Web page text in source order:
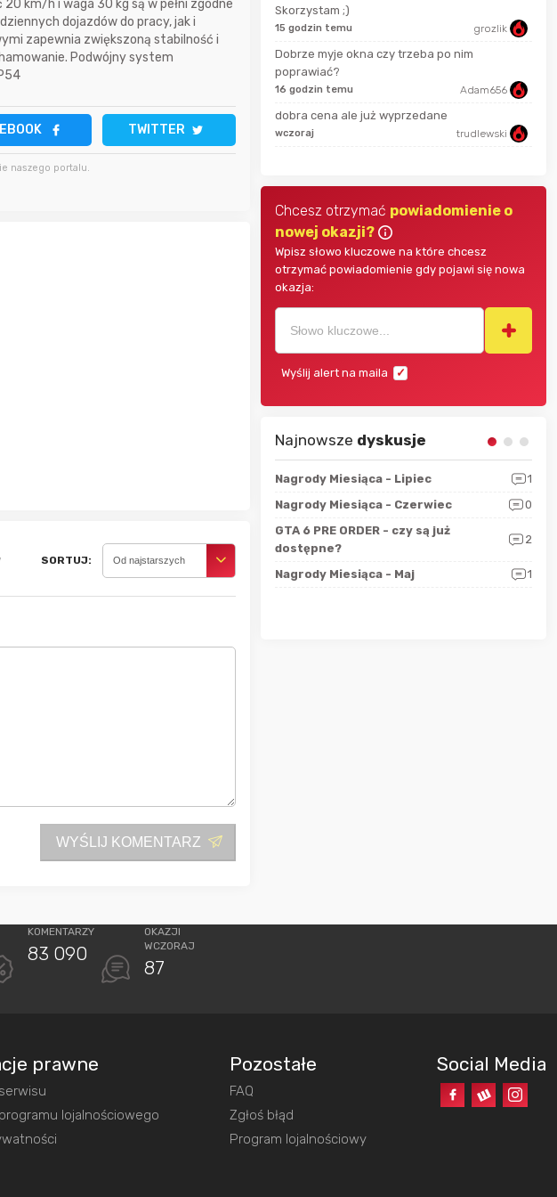
km/h i waga 30 kg są w pełni zgodne
dojazdów do pracy, jak i
zapewnia zwiększoną stabilność i
Podwójny system
TWITTER
naszego portalu.
SORTUJ: Od najstarszych
WYŚLIJ KOMENTARZ
14 godzin temu
14 godzin temu Bolkox
Skorzystam ;)
15 godzin temu grozlik
Dobrze myje okna czy trzeba po nim
poprawiać?
16 godzin temu Adam656
dobra cena ale już wyprzedane
wczoraj trudlewski
Chcesz otrzymać powiadomienie o
nowej okazji?
Wpisz słowo kluczowe na które chcesz
otrzymać powiadomienie gdy pojawi się nowa
okazja:
Wyślij alert na maila
Najnowsze dyskusje
Katalog nagród
Nagrody Miesiąca - Marzec
Nagrody Miesiąca - Lipiec
1
Nagrody Miesiąca - Czerwiec
0
GTA 6 PRE ORDER - czy są już
dostępne?
2
Nagrody Miesiąca - Maj 1
KOMENTARZY
83 090
OKAZJI
WCZORAJ
87
prawne
lojalnościowego
Pozostałe
FAQ
Zgłoś błąd
Program lojalnościowy
Social Media